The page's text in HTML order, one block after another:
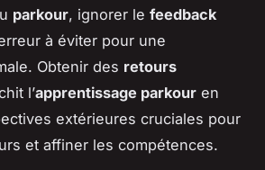
parkour, ignorer le feedback
à éviter pour une
Obtenir des retours
l’apprentissage parkour en
extérieures cruciales pour
et affiner les compétences.